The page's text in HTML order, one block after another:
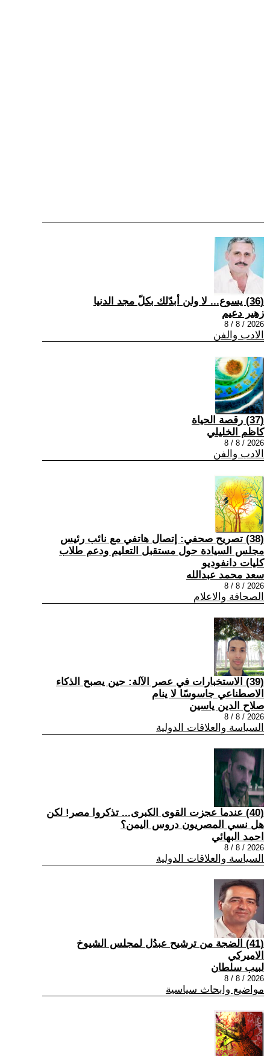
(36) يسوع... لا ولن أبدّلك بكلّ مجد الدنيا
زهير دعيم
2026 / 8 / 8
الادب والفن
(37) رقصة الحياة
كاظم الخليلي
2026 / 8 / 8
الادب والفن
(38) تصريح صحفي: إتصال هاتفي مع نائب رئيس
مجلس السيادة حول مستقبل التعليم ودعم طلاب
كليات دانفوديو
سعد محمد عبدالله
2026 / 8 / 8
الصحافة والاعلام
(39) الاستخبارات في عصر الآلة: حين يصبح الذكاء
الاصطناعي جاسوسًا لا ينام
صلاح الدين ياسين
2026 / 8 / 8
السياسة والعلاقات الدولية
(40) عندما عجزت القوى الكبرى... تذكروا مصر! لكن
هل نسي المصريون دروس اليمن؟
احمد البهائي
2026 / 8 / 8
السياسة والعلاقات الدولية
(41) الضجة من ترشيح عبدُل لمجلس الشيوخ
الاميركي
لبيب سلطان
2026 / 8 / 8
مواضيع وابحاث سياسية